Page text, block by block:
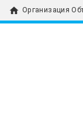
home Организация